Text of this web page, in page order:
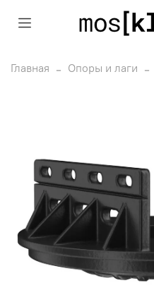
Главная Опоры и лаги